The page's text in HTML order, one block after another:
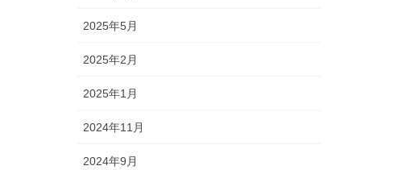
2025年5月
2025年2月
2025年1月
2024年11月
2024年9月